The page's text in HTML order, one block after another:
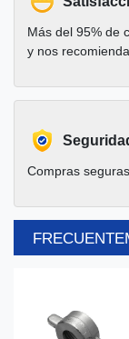
Más del 95% de
y nos
Compras